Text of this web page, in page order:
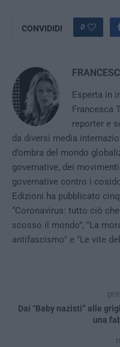
CONVIDIDI 0
Esperta in
Francesca
reporter e
da diversi media
d’ombra del mondo
governative, dei
governative contro i
Edizioni ha pubblicato
“Coronavirus: tutto ciò
scosso il mondo”, "La
antifascismo" e "Le vite
Dai “Baby nazisti” alle
una